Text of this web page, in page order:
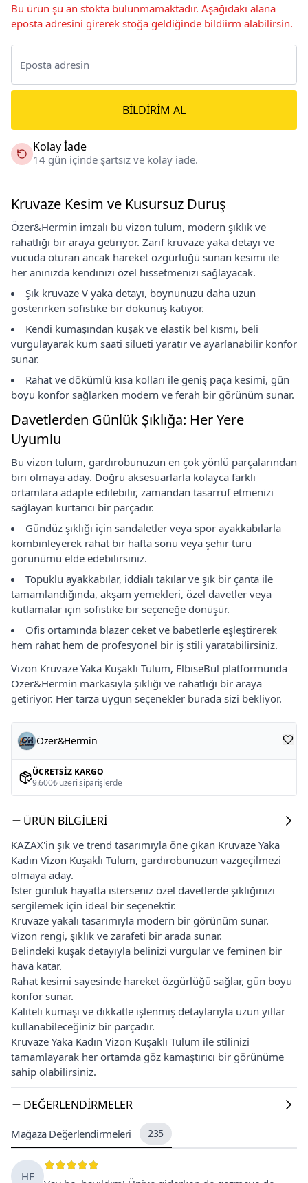
Bu ürün şu an stokta bulunmamaktadır. Aşağıdaki alana
eposta adresini girerek stoğa geldiğinde bildiirm alabilirsin.
BILDIRIM AL
Kolay İade
14 gün içinde şartsız ve kolay iade.
Kruvaze Kesim ve Kusursuz Duruş
Özer&Hermin imzalı bu vizon tulum, modern şıklık ve
rahatlığı bir araya getiriyor. Zarif kruvaze yaka detayı ve
vücuda oturan ancak hareket özgürlüğü sunan kesimi ile
her anınızda kendinizi özel hissetmenizi sağlayacak.
Şık kruvaze V yaka detayı, boynunuzu daha uzun
gösterirken sofistike bir dokunuş katıyor.
Kendi kumaşından kuşak ve elastik bel kısmı, beli
vurgulayarak kum saati silueti yaratır ve ayarlanabilir konfor
sunar.
Rahat ve dökümlü kısa kolları ile geniş paça kesimi, gün
boyu konfor sağlarken modern ve ferah bir görünüm sunar.
Davetlerden Günlük Şıklığa: Her Yere
Uyumlu
Bu vizon tulum, gardırobunuzun en çok yönlü parçalarından
biri olmaya aday. Doğru aksesuarlarla kolayca farklı
ortamlara adapte edilebilir, zamandan tasarruf etmenizi
sağlayan kurtarıcı bir parçadır.
Gündüz şıklığı için sandaletler veya spor ayakkabılarla
kombinleyerek rahat bir hafta sonu veya şehir turu
görünümü elde edebilirsiniz.
Topuklu ayakkabılar, iddialı takılar ve şık bir çanta ile
tamamlandığında, akşam yemekleri, özel davetler veya
kutlamalar için sofistike bir seçeneğe dönüşür.
Ofis ortamında blazer ceket ve babetlerle eşleştirerek
hem rahat hem de profesyonel bir iş stili yaratabilirsiniz.
Vizon Kruvaze Yaka Kuşaklı Tulum, ElbiseBul platformunda
Özer&Hermin markasıyla şıklığı ve rahatlığı bir araya
getiriyor. Her tarza uygun seçenekler burada sizi bekliyor.
Özer&Hermin
ÜCRETSIZ KARGO
9.600₺ üzeri siparişlerde
ÜRÜN BILGILERI
KAZAX'in şık ve trend tasarımıyla öne çıkan Kruvaze Yaka
Kadın Vizon Kuşaklı Tulum, gardırobunuzun vazgeçilmezi
olmaya aday.
İster günlük hayatta isterseniz özel davetlerde şıklığınızı
sergilemek için ideal bir seçenektir.
Kruvaze yakalı tasarımıyla modern bir görünüm sunar.
Vizon rengi, şıklık ve zarafeti bir arada sunar.
Belindeki kuşak detayıyla belinizi vurgular ve feminen bir
hava katar.
Rahat kesimi sayesinde hareket özgürlüğü sağlar, gün boyu
konfor sunar.
Kaliteli kumaşı ve dikkatle işlenmiş detaylarıyla uzun yıllar
kullanabileceğiniz bir parçadır.
Kruvaze Yaka Kadın Vizon Kuşaklı Tulum ile stilinizi
tamamlayarak her ortamda göz kamaştırıcı bir görünüme
sahip olabilirsiniz.
DEĞERLENDIRMELER
Mağaza Değerlendirmeleri 235
HF